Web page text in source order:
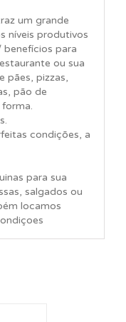
um grande
níveis produtivos
para
ou sua
pães, pizzas,
pão de
condições, a
para sua
salgados ou
locamos